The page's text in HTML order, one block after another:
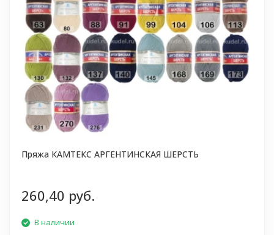
Пряжа КАМТЕКС АРГЕНТИНСКАЯ ШЕРСТЬ
260,40 руб.
В наличии